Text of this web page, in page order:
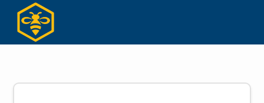
content